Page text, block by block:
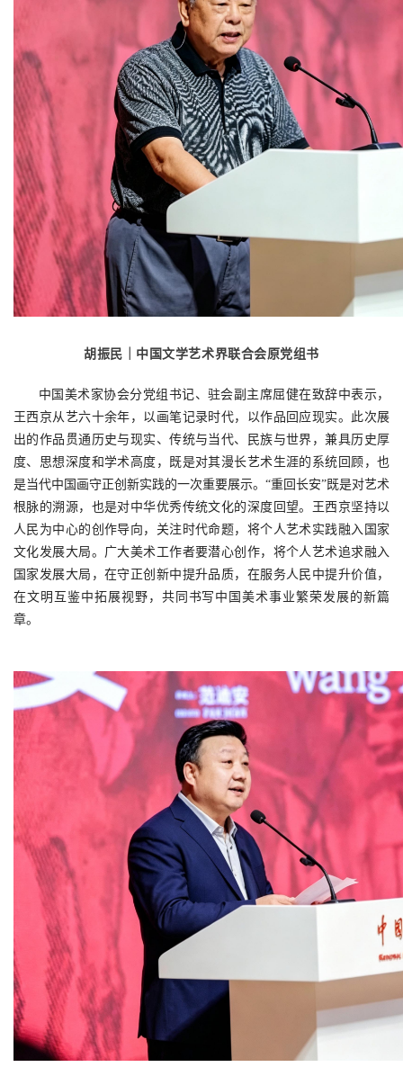
胡振民｜中国文学艺术界联合会原党组书
中国美术家协会分党组书记、驻会副主席屈健在致辞中表示，
王西京从艺六十余年，以画笔记录时代，以作品回应现实。此次展
出的作品贯通历史与现实、传统与当代、民族与世界，兼具历史厚
度、思想深度和学术高度，既是对其漫长艺术生涯的系统回顾，也
是当代中国画守正创新实践的一次重要展示。“重回长安”既是对艺术
根脉的溯源，也是对中华优秀传统文化的深度回望。王西京坚持以
人民为中心的创作导向，关注时代命题，将个人艺术实践融入国家
文化发展大局。广大美术工作者要潜心创作，将个人艺术追求融入
国家发展大局，在守正创新中提升品质，在服务人民中提升价值，
在文明互鉴中拓展视野，共同书写中国美术事业繁荣发展的新篇
章。